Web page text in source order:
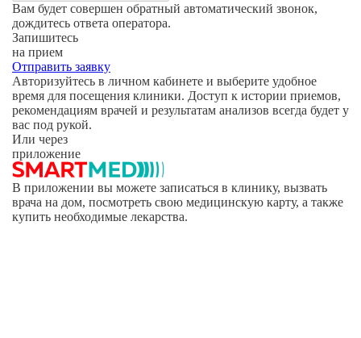
Вам будет совершен обратный автоматический звонок,
дождитесь ответа оператора.
Запишитесь
на прием
Отправить заявку
Авторизуйтесь в личном кабинете и выберите удобное
время для посещения клиники. Доступ к истории приемов,
рекомендациям врачей и результатам анализов всегда будет у
вас под рукой.
Или через
приложение
В приложении вы можете записаться в клинику, вызвать
врача на дом, посмотреть свою медицинскую карту, а также
купить необходимые лекарства.